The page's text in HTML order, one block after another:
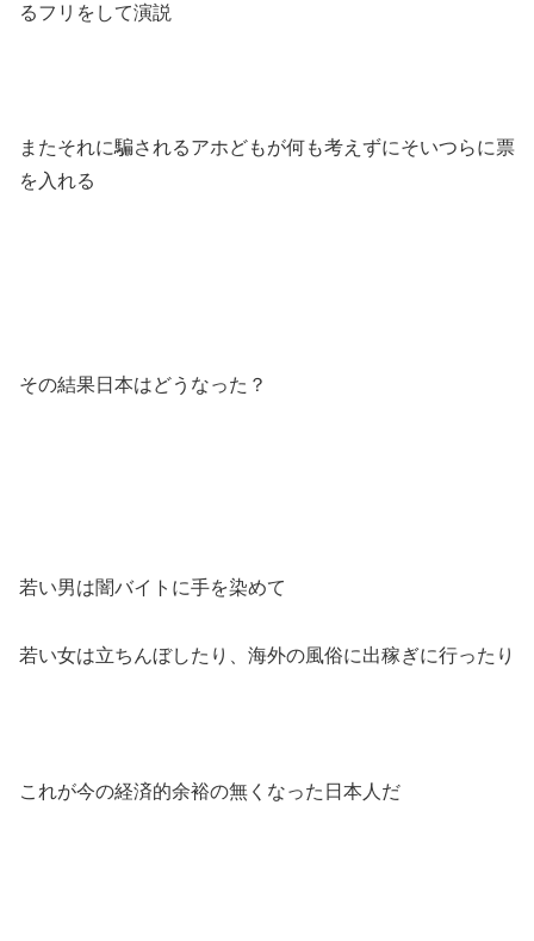
るフリをして演説
またそれに騙されるアホどもが何も考えずにそいつらに票
を入れる
その結果日本はどうなった？
若い男は闇バイトに手を染めて
若い女は立ちんぼしたり、海外の風俗に出稼ぎに行ったり
これが今の経済的余裕の無くなった日本人だ